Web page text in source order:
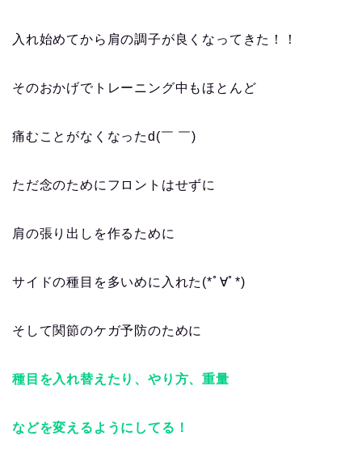
入れ始めてから肩の調子が良くなってきた！！
そのおかげでトレーニング中もほとんど
痛むことがなくなったd(￣ ￣)
ただ念のためにフロントはせずに
肩の張り出しを作るために
サイドの種目を多いめに入れた(*ﾟ∀ﾟ*)
そして関節のケガ予防のために
種目を入れ替えたり、やり方、重量
などを変えるようにしてる！